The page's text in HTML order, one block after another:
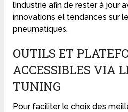
l’industrie afin de rester à jour
innovations et tendances sur
pneumatiques.
OUTILS ET
ACCESSIBLES VIA
TUNING
Pour faciliter le choix des